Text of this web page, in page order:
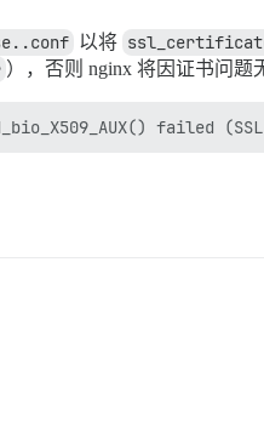
以将
），否则 nginx 将因证书问题